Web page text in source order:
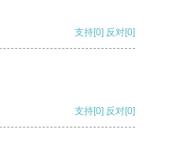
支持[0] 反对[0]
支持[0] 反对[0]